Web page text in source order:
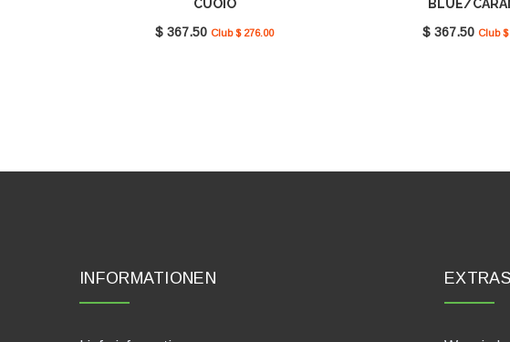
CUOIO
$ 367.50 Club $ 276.00
BLUE/
$ 367.50 Club $
INFORMATIONEN EXTRAS